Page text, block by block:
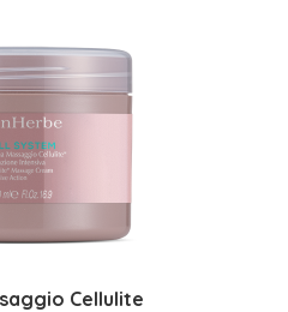
Cellulite